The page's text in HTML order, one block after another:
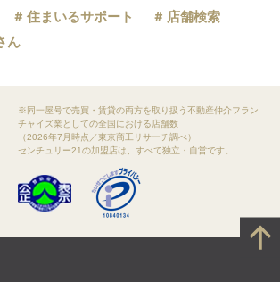
住まいるサポート
店舗検索
ん
※同一屋号で売買・賃貸の両方を取り扱う不動産仲介フラン
チャイズ業としての全国における店舗数
（2026年7月時点／東京商工リサーチ調べ）
センチュリー21の加盟店は、すべて独立・自営です。